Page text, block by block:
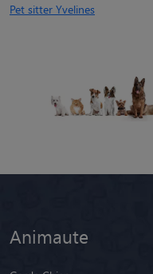
Pet sitter Yvelines
Animaute